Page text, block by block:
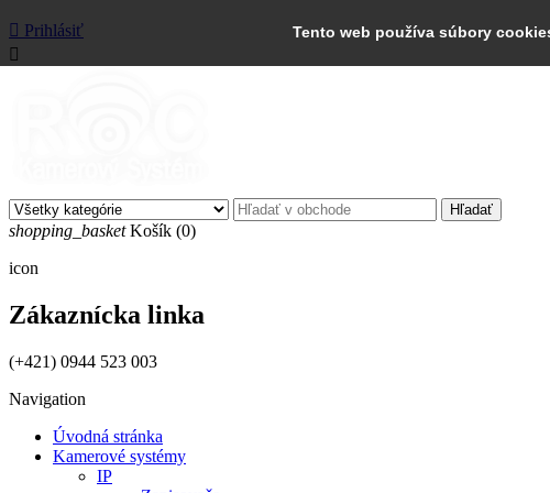
Tento web používa súbory
 Prihlásiť

Hľadať
shopping_basket Košík (0)
icon
Zákaznícka linka
(+421) 0944 523 003
Navigation
Úvodná stránka
Kamerové systémy
IP